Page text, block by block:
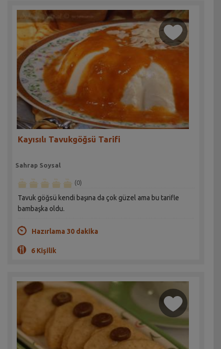
Kayısılı Tavukgöğsü Tarifi
Sahrap Soysal
(0)
Tavuk göğsü kendi başına da çok güzel ama bu tarifle
bambaşka oldu.
Hazırlama 30 dakika
6 Kişilik